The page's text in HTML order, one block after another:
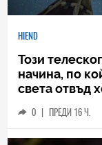
HIEND
Този
начина, по
света отвъд
0 | ПРЕДИ 16 Ч.